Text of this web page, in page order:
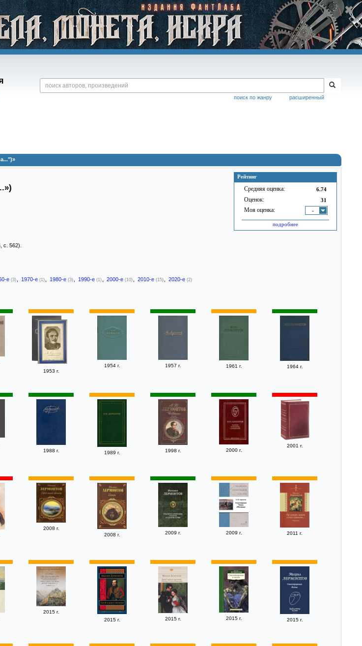
расширенный
поиск по жанру
Рейтинг
Средняя оценка: 6.74
Оценок: 31
Моя оценка: -
подробнее
с. 562).
е (3) 1970-е (1) 1980-е (3) 1990-е (1) 2000-е (10) 2010-е (15) 2020-е (2)
1953 г.
1954 г. 1957 г. 1961 г. 1964 г.
1988 г.
1989 г. 1998 г. 2000 г.
2001 г.
2008 г.
2008 г.
2009 г. 2009 г. 2011 г.
2015 г.
2015 г.
2015 г. 2015 г. 2015 г.